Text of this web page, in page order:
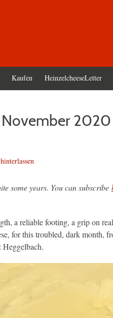
Kaufen HeinzelcheeseLetter
2020
some years. You can subscribe
a reliable footing, a grip on
for this troubled, dark month,
Heggelbach.